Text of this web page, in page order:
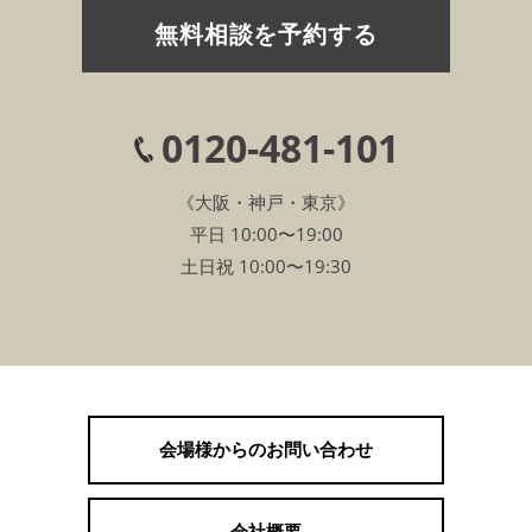
無料相談を予約する
0120-481-101
《大阪・神戸・東京》
平日 10:00〜19:00
土日祝 10:00〜19:30
会場様からのお問い合わせ